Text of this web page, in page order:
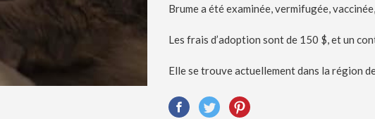
Brume a été examinée, vermifugée,
Les frais d’adoption sont de 150 $, et un
Elle se trouve actuellement dans la région